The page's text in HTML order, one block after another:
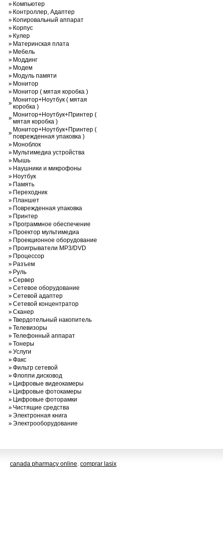
» Компьютер
» Контроллер, Адаптер
» Копировальный аппарат
» Корпус
» Кулер
» Материнская плата
» Мебель
» Моддинг
» Модем
» Модуль памяти
» Монитор
» Монитор ( мятая коробка )
» Монитор+Ноутбук ( мятая
коробка )
» Монитор+Ноутбук+Принтер (
мятая коробка )
» Монитор+Ноутбук+Принтер (
поврежденная упаковка )
» Моноблок
» Мультимедиа устройства
» Мышь
» Наушники и микрофоны
» Ноутбук
» Память
» Переходник
» Планшет
» Поврежденная упаковка
» Принтер
» Программное обеспечение
» Проектор мультимедиа
» Проекционное оборудование
» Проигрыватели MP3/DVD
» Процессор
» Разъем
» Руль
»Сервер
»Сетевое оборудование
»Сетевой адаптер
»Сетевой концентратор
»Сканер
»Твердотельный накопитель
»Телевизоры
»Телефонный аппарат
»Тонеры
»Услуги
»Факс
»Фильтр сетевой
»Флоппи дисковод
» Цифровые видеокамеры
» Цифровые фотокамеры
» Цифровые фоторамки
» Чистящие средства
»Электронная книга
»Электрооборудование
canada pharmacy online. comprar lasix